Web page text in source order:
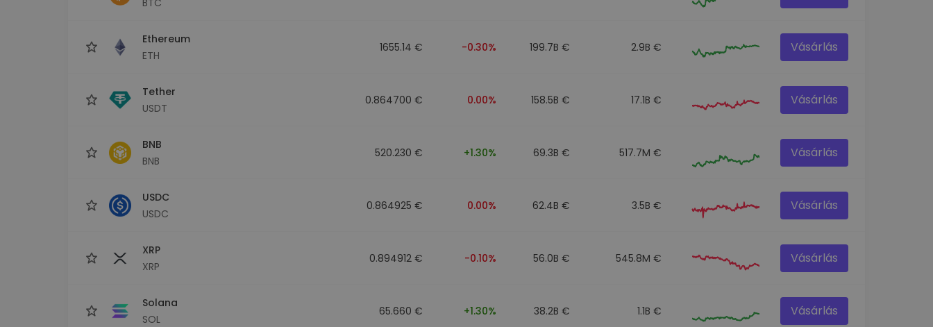
Ethereum
ETH
1655.14 € -0.30% 199.7B € 2.9B € Vásárlás
Tether
USDT
0.864700 € 0.00% 158.5B € 17.1B € Vásárlás
BNB
BNB
520.230 € +1.30% 69.3B € 517.7M € Vásárlás
USDC
USDC
0.864925 € 0.00% 62.4B € 3.5B € Vásárlás
XRP
XRP
0.894912 € -0.10% 56.0B € 545.8M € Vásárlás
Solana
SOL
65.660 € +1.30% 38.2B € 1.1B € Vásárlás